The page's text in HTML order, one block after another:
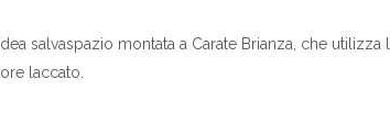
salvaspazio montata a Carate Brianza, che utilizza
laccato.